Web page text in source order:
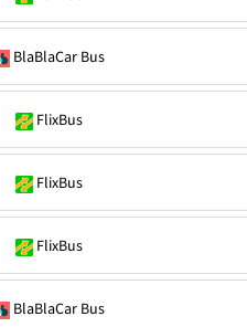
BlaBlaCar Bus
FlixBus
FlixBus
FlixBus
BlaBlaCar Bus